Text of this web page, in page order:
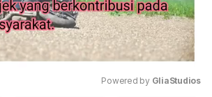
Powered by GliaStudios